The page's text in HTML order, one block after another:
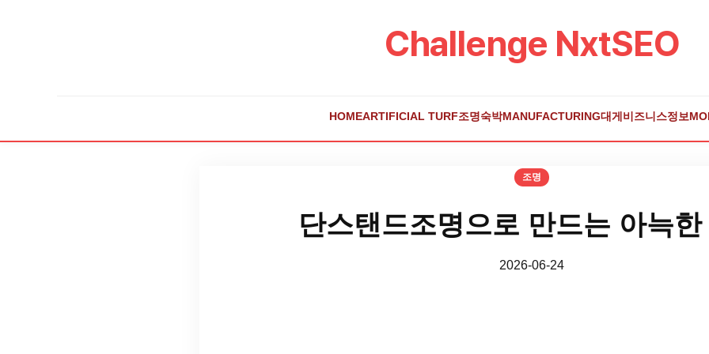
Challenge NxtSEO
HOMEARTIFICIAL TURF조명숙박MANUFACTURING대게 비즈니스정보
조명
단스탠드조명으로 만드는 아늑
2026-06-24